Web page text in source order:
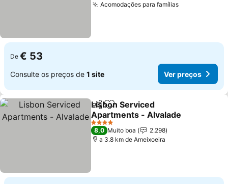
Acomodações para famílias
De € 53
Consulte os preços de 1 site Ver preços
PartilharAdicionar aos favoritos
Lisbon Serviced
Apartments - Alvalade
4 Estrelas
8,0 Muito boa
2.298
a 3.8 km de Ameixoeira